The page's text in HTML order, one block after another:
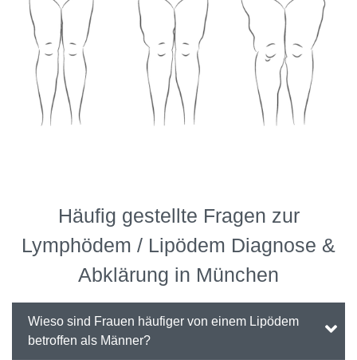
Häufig gestellte Fragen zur
Lymphödem / Lipödem Diagnose &
Abklärung in München
Wieso sind Frauen häufiger von einem Lipödem
betroffen als Männer?